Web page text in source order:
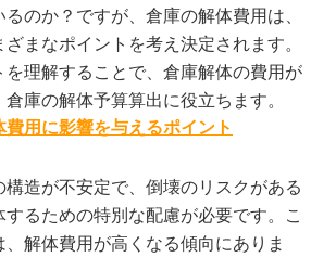
のか？ですが、倉庫の解体費用は、
まなポイントを考え決定されます。
を理解することで、倉庫解体の費用が
庫の解体予算算出に役立ちます。
用に影響を与えるポイント
造が不安定で、倒壊のリスクがある
るための特別な配慮が必要です。こ
解体費用が高くなる傾向にありま